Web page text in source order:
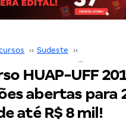
›› Sudeste ››
HUAP-UFF
abertas para
até R$ 8 mil!